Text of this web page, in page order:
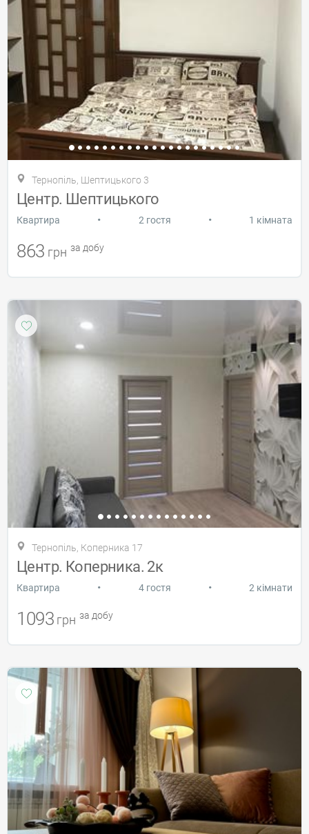
Тернопіль, Шептицького 3
Центр. Шептицького
Квартира • 2 гостя • 1 кімната
863 грн за добу
Тернопіль, Коперника 17
Центр. Коперника. 2к
Квартира • 4 гостя • 2 кімнати
1093 грн за добу